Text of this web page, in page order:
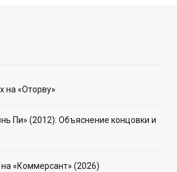
на «Оторву»
Пи» (2012): Объяснение концовки и
«Коммерсант» (2026)